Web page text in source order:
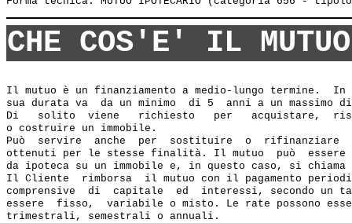
CHE COS'E' IL
Il mutuo è un finanziamento a medio-lungo termine.  In
sua durata va  da un minimo  di 5  anni a un massimo
Di   solito  viene   richiesto   per   acquistare,
o costruire un immobile.
Può  servire  anche  per  sostituire  o  rifinanziare
ottenuti per le stesse finalità. Il mutuo  può  essere
da ipoteca su un immobile e, in questo caso, si
Il Cliente  rimborsa  il mutuo con il pagamento
comprensive  di  capitale  ed  interessi, secondo un
essere  fisso,  variabile o misto. Le rate possono
trimestrali, semestrali o annuali.